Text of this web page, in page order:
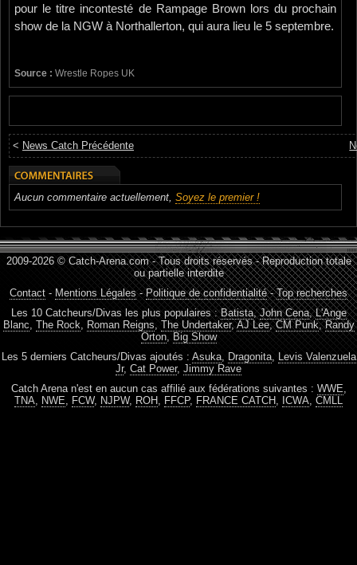
pour le titre incontesté de Rampage Brown lors du prochain
show de la NGW à Northallerton, qui aura lieu le 5 septembre.
Source : Wrestle Ropes UK
< News Catch Précédente
Aucun commentaire actuellement, Soyez le premier !
2009-2026 © Catch-Arena.com - Tous droits réservés - Reproduction totale
ou partielle interdite
Contact - Mentions Légales-Politique de confidentialité-Top recherches
Les 10 Catcheurs/Divas les plus populaires :Batista,John Cena,L'Ange
Blanc, The Rock, Roman Reigns, The Undertaker,AJ Lee,CM Punk,Randy
Orton, Big Show
Les 5 derniers Catcheurs/Divas ajoutés : Asuka, Dragonita, Levis Valenzuela
Jr, Cat Power, Jimmy Rave
Catch Arena n'est en aucun cas affilié aux fédérations suivantes : WWE,
TNA, NWE, FCW, NJPW, ROH , FFCP, FRANCE CATCH , ICWA, CMLL